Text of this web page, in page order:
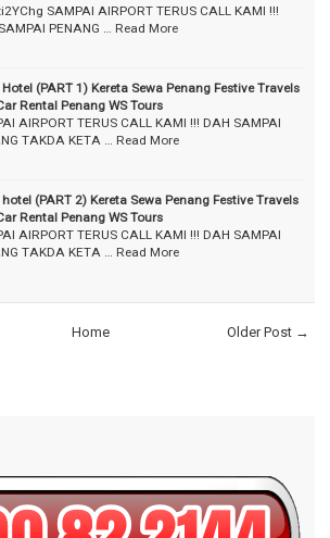
SAMPAI AIRPORT TERUS CALL KAMI !!!
PENANG …
Read More
Hotel (PART 1) Kereta Sewa Penang Festive Travels
Rental Penang WS Tours
AIRPORT TERUS CALL KAMI !!! DAH SAMPAI
TAKDA KETA …
Read More
hotel (PART 2) Kereta Sewa Penang Festive Travels
Rental Penang WS Tours
AIRPORT TERUS CALL KAMI !!! DAH SAMPAI
TAKDA KETA …
Read More
Older Post →
Home